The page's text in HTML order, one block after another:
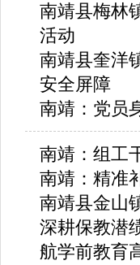
南靖县梅林
活动
南靖县奎洋
安全屏障
南靖：党员
南靖：组工
南靖：精准
南靖县金山
深耕保教潜
航学前教育